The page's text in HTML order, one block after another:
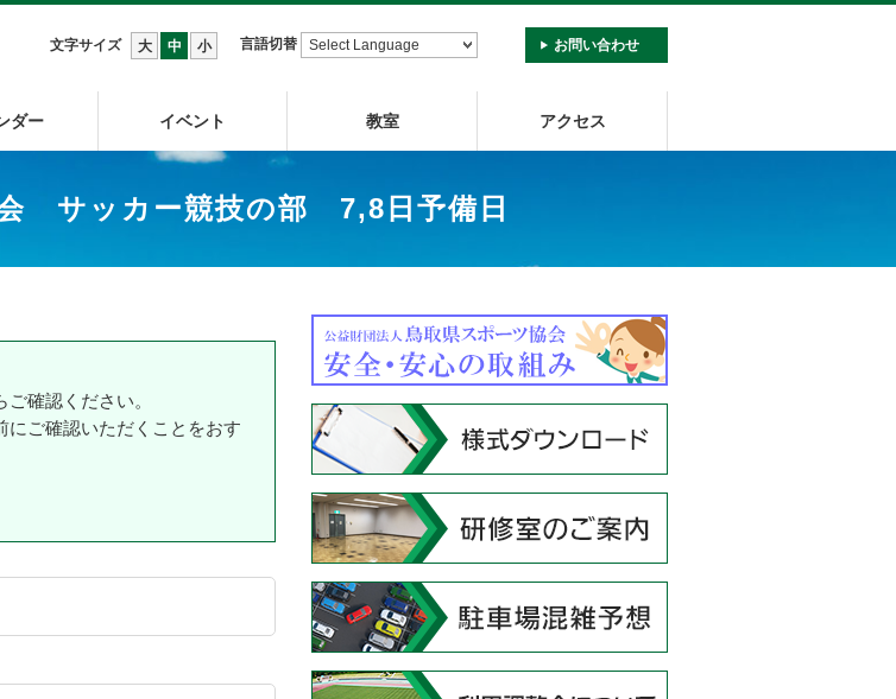
ダー イベント 教室 アクセス
文字サイズ 大 中 小 言語切替 お問い合わせ
サッカー競技の部 7,8日予備日
ご確認ください。
にご確認いただくことをおす